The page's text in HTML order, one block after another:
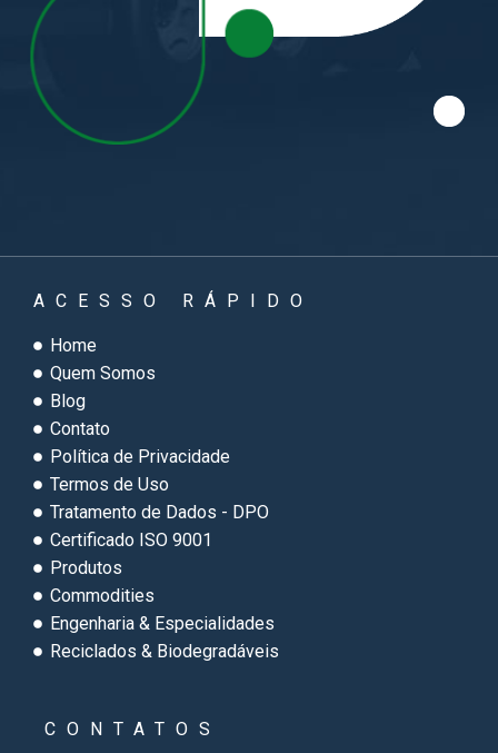
ACESSO RÁPIDO
Home
Quem Somos
Blog
Contato
Política de Privacidade
Termos de Uso
Tratamento de Dados - DPO
Certificado ISO 9001
Produtos
Commodities
Engenharia & Especialidades
Reciclados & Biodegradáveis
CONTATOS